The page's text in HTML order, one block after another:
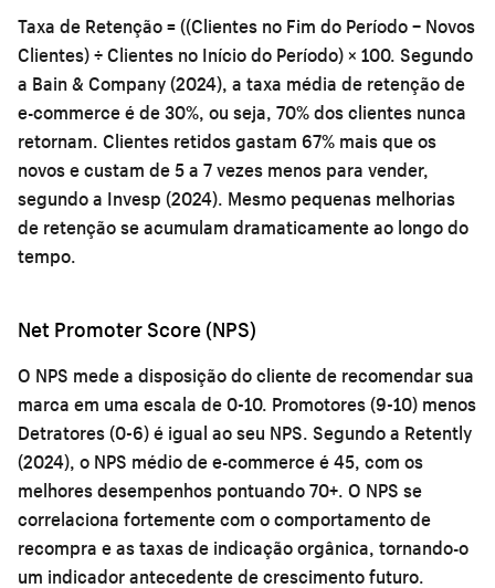
Taxa de Retenção = ((Clientes no Fim do Período − Novos
Clientes) ÷ Clientes no Início do Período) × 100. Segundo
a Bain & Company (2024), a taxa média de retenção de
e-commerce é de 30%, ou seja, 70% dos clientes nunca
retornam. Clientes retidos gastam 67% mais que os
novos e custam de 5 a 7 vezes menos para vender,
segundo a Invesp (2024). Mesmo pequenas melhorias
de retenção se acumulam dramaticamente ao longo do
tempo.
Net Promoter Score (NPS)
O NPS mede a disposição do cliente de recomendar sua
marca em uma escala de 0-10. Promotores (9-10) menos
Detratores (0-6) é igual ao seu NPS. Segundo a Retently
(2024), o NPS médio de e-commerce é 45, com os
melhores desempenhos pontuando 70+. O NPS se
correlaciona fortemente com o comportamento de
recompra e as taxas de indicação orgânica, tornando-o
um indicador antecedente de crescimento futuro.